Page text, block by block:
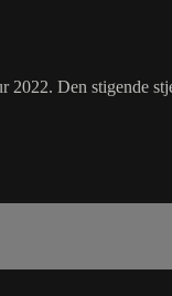
Den stigende